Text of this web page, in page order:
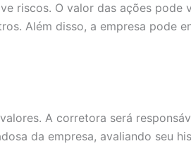
riscos. O valor das ações pode
Além disso, a empresa pode
A corretora será
da empresa, avaliando seu